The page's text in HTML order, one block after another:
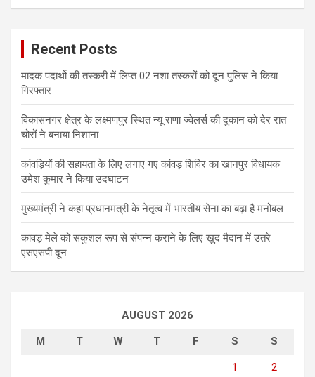
Recent Posts
मादक पदार्थो की तस्करी में लिप्त 02 नशा तस्करों को दून पुलिस ने किया
गिरफ्तार
विकासनगर क्षेत्र के लक्ष्मणपुर स्थित न्यू राणा ज्वेलर्स की दुकान को देर रात
चोरों ने बनाया निशाना
कांवड़ियों की सहायता के लिए लगाए गए कांवड़ शिविर का खानपुर विधायक
उमेश कुमार ने किया उदघाटन
मुख्यमंत्री ने कहा प्रधानमंत्री के नेतृत्व में भारतीय सेना का बढ़ा है मनोबल
कावड़ मेले को सकुशल रूप से संपन्न कराने के लिए खुद मैदान में उतरे
एसएसपी दून
AUGUST 2026
M T W T F S S
1 2